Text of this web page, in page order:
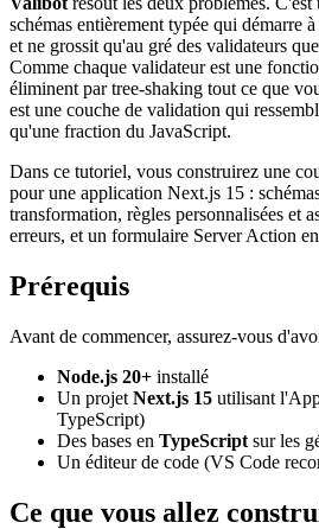
schémas entièrement typée qui démarre
et ne grossit qu'au gré des validateurs
Comme chaque validateur est une
éliminent par tree-shaking tout ce que
est une couche de validation qui
qu'une fraction du JavaScript.
Dans ce tutoriel, vous construirez une
pour une application Next.js 15 :
transformation, règles personnalisées et
erreurs, et un formulaire Server Action
Prérequis
Avant de commencer, assurez-vous
Node.js 20+ installé
Un projet Next.js 15 utilisant
TypeScript)
Des bases en TypeScript sur les
Un éditeur de code (VS Code
Ce que vous allez